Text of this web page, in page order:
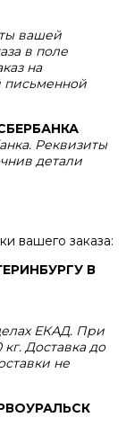
вашей
в поле
на
письменной
Реквизиты
детали
вашего заказа:
В
ЕКАД. При
Доставка до
не